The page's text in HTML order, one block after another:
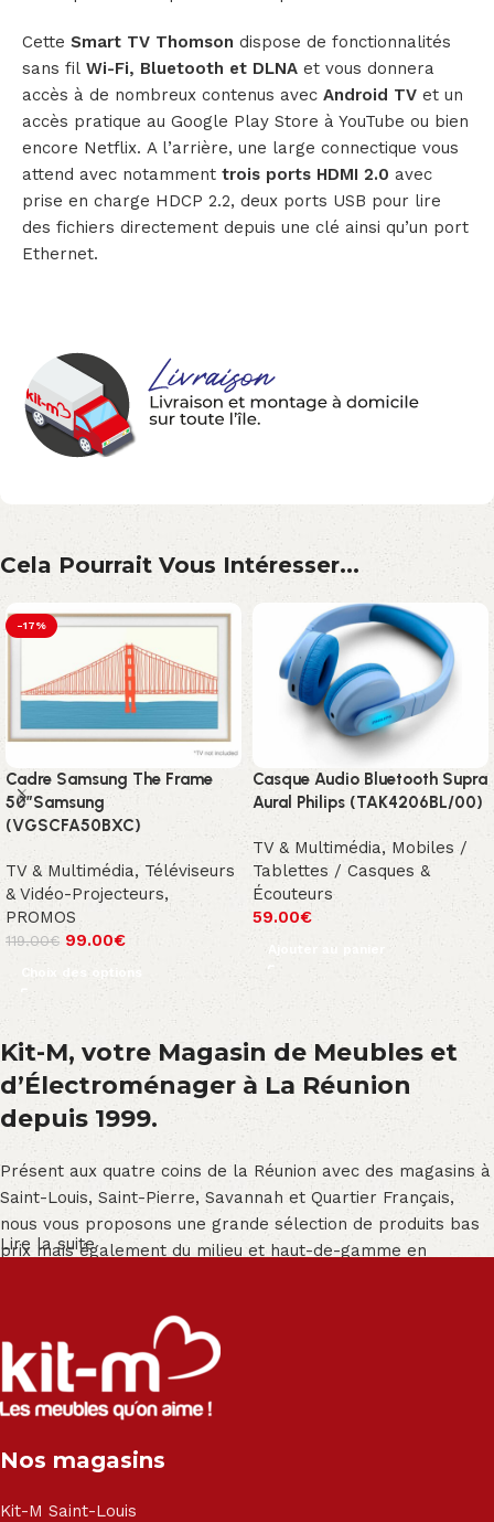
Cette Smart TV Thomson dispose de fonctionnalités
sans fil Wi-Fi, Bluetooth et DLNA et vous donnera
accès à de nombreux contenus avec Android TV et un
accès pratique au Google Play Store à YouTube ou bien
encore Netflix. A l’arrière, une large connectique vous
attend avec notamment trois ports HDMI 2.0 avec
prise en charge HDCP 2.2, deux ports USB pour lire
des fichiers directement depuis une clé ainsi qu’un port
Ethernet.
Cela Pourrait Vous Intéresser...
-17%
Cadre Samsung The Frame
50″Samsung
(VGSCFA50BXC)
TV & Multimédia, Téléviseurs
& Vidéo-Projecteurs,
PROMOS
119.00€ 99.00€
Choix des options
Casque Audio Bluetooth Supra
Aural Philips (TAK4206BL/00)
TV & Multimédia, Mobiles /
Tablettes / Casques &
Écouteurs
59.00€
Ajouter au panier
Kit-M, votre Magasin de Meubles et
d’Électroménager à La Réunion
depuis 1999.
Présent aux quatre coins de la Réunion avec des magasins à
Saint-Louis, Saint-Pierre, Savannah et Quartier Français,
nous vous proposons une grande sélection de produits bas
prix mais également du milieu et haut-de-gamme en
Salon angle - Salon convertible - Salon relax - Canapé -
Canapé lit - Cuisine sur-mesure - Fauteuil - Armoire - Table
et chaise - Meuble de salle de bain - Literie - Lit - Bureau -
Électroménager - Télévision led - Réfrigérateur -
- Matelas - Hifi Hitachi, LG, Sharp, Philips, Bosh, Moulinex,
Haier, Sony, Cecotec, Westpoint, Dyson.
Lire la suite
Nos magasins
Kit-M Saint-Louis